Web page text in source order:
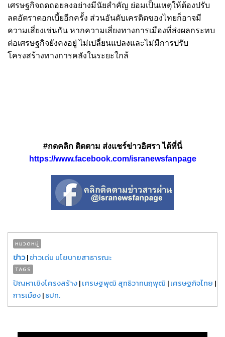
เศรษฐกิจถดถอยลงอย่างมีนัยสำคัญ ย่อมเป็นเหตุให้ต้องปรับ
ลดอัตราดอกเบี้ยอีกครั้ง ส่วนอันดับเครดิตของไทยก็อาจมี
ความเสี่ยงเช่นกัน หากความเสี่ยงทางการเมืองที่ส่งผลกระทบ
ต่อเศรษฐกิจยังคงอยู่ ไม่เปลี่ยนแปลงและไม่มีการปรับ
โครงสร้างทางการคลังในระยะใกล้
#กดคลิก ติดตาม ส่งแชร์ข่าวอิศรา ได้ที่นี่
https://www.facebook.com/isranewsfanpage
หมวดหมู่
ข่าว|ข่าวเด่น นโยบายสาธารณะ
TAGS
ปัญหาเชิงโครงสร้าง|เศรษฐพุฒิ สุทธิวาทนฤพุฒิ |เศรษฐกิจไทย |
การเมือง|ธปท.